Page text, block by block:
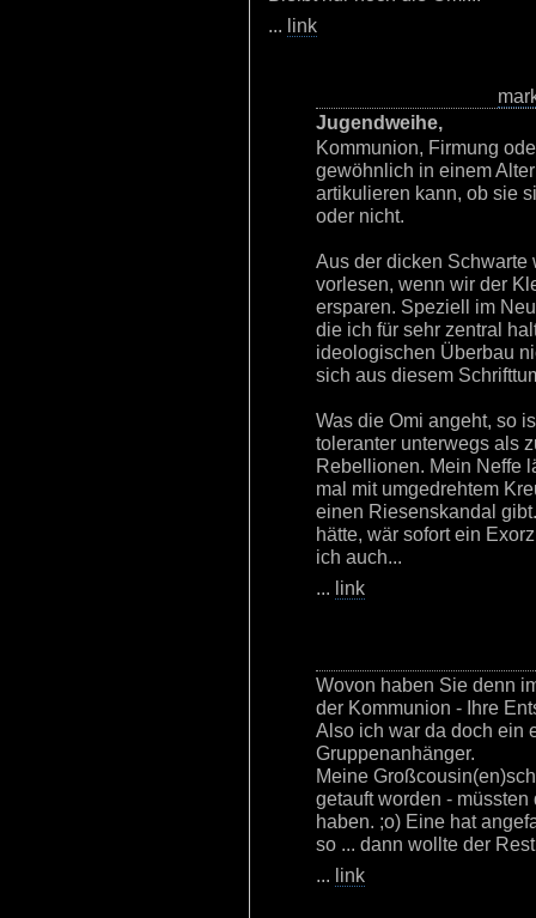
... link
Jugendweihe,
Kommunion, Firmung
gewöhnlich in einem
artikulieren kann, ob sie
oder nicht.
Aus der dicken
vorlesen, wenn wir der
ersparen. Speziell im
die ich für sehr zentral
ideologischen Überbau
sich aus diesem
Was die Omi angeht, so
toleranter unterwegs als
Rebellionen. Mein Neffe
mal mit umgedrehtem
einen Riesenskandal
hätte, wär sofort ein
ich auch...
... link
Wovon haben Sie denn
der Kommunion - Ihre
Also ich war da doch ein
Gruppenanhänger.
Meine
getauft worden -
haben. ;o) Eine hat
so ... dann wollte der
... link